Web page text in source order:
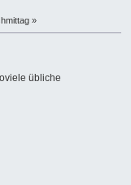
»
übliche